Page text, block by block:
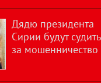
Дядю президента
Сирии будут судить
за мошенничество